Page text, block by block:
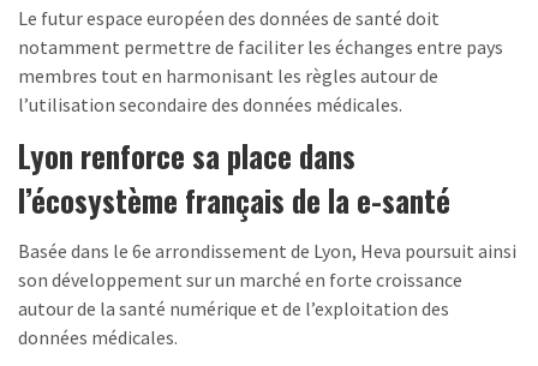
Le futur espace européen des données de santé doit
notamment permettre de faciliter les échanges entre pays
membres tout en harmonisant les règles autour de
l’utilisation secondaire des données médicales.
Lyon renforce sa place dans
l’écosystème français de la e-santé
Basée dans le 6e arrondissement de Lyon, Heva poursuit ainsi
son développement sur un marché en forte croissance
autour de la santé numérique et de l’exploitation des
données médicales.